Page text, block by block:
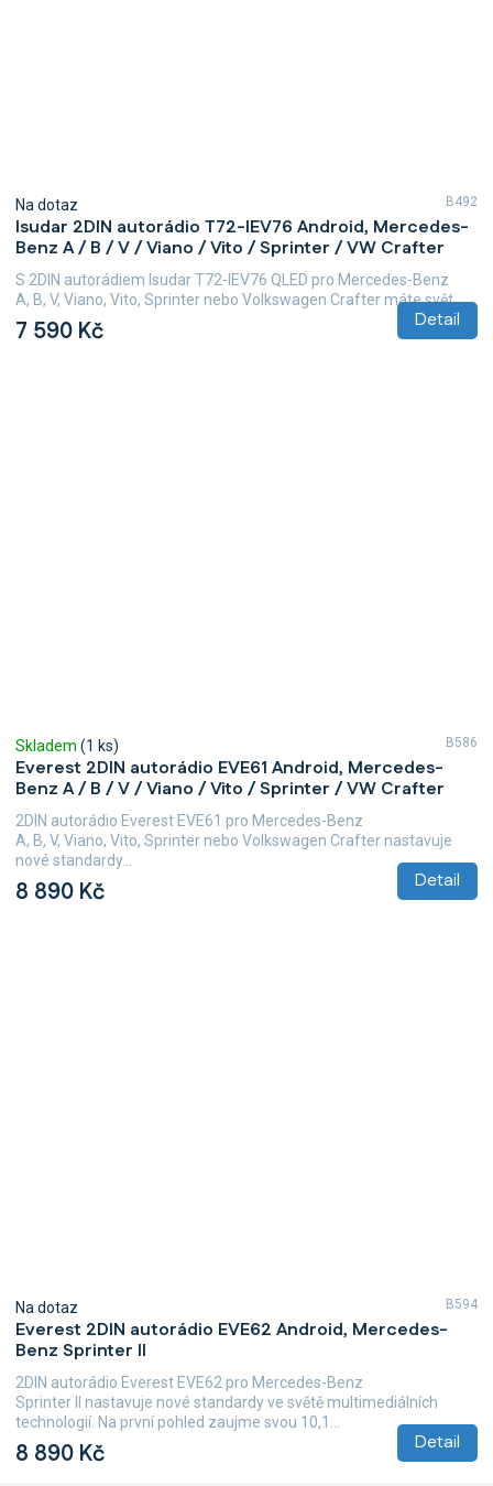
Isudar 2DIN autorádio T72-IEV76 Android, Mercedes-
Benz A / B / V / Viano / Vito / Sprinter / VW Crafter
Na dotaz
7 590 Kč Detail
S 2DIN autorádiem Isudar T72-IEV76 QLED pro Mercedes-Benz
A, B, V, Viano, Vito, Sprinter nebo Volkswagen Crafter máte svět...
B492
Everest 2DIN autorádio EVE61 Android, Mercedes-
Benz A / B / V / Viano / Vito / Sprinter / VW Crafter
Skladem (1 ks)
8 890 Kč Detail
2DIN autorádio Everest EVE61 pro Mercedes-Benz
A, B, V, Viano, Vito, Sprinter nebo Volkswagen Crafter nastavuje
nové standardy...
B586
Everest 2DIN autorádio EVE62 Android, Mercedes-
Benz Sprinter II
Na dotaz
8 890 Kč Detail
2DIN autorádio Everest EVE62 pro Mercedes-Benz
Sprinter II nastavuje nové standardy ve světě multimediálních
technologií. Na první pohled zaujme svou 10,1...
B594